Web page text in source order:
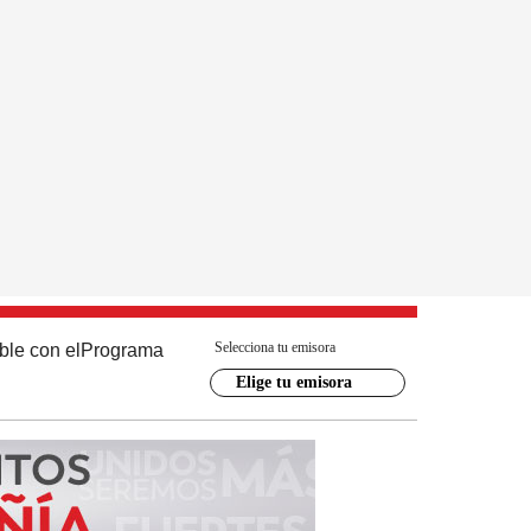
con el Programa Selecciona tu emisora
Elige tu emisora